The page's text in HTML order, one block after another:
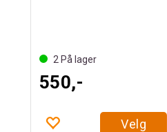
2 På lager
550,-
Velg